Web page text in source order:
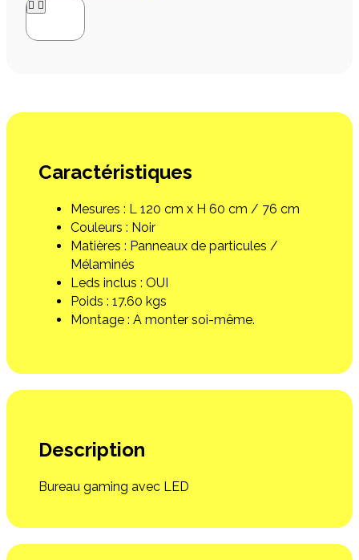
 
Caractéristiques
Mesures : L 120 cm x H 60 cm / 76 cm
Couleurs : Noir
Matières : Panneaux de particules /
Mélaminés
Leds inclus : OUI
Poids : 17.60 kgs
Montage : A monter soi-même.
Description
Bureau gaming avec LED